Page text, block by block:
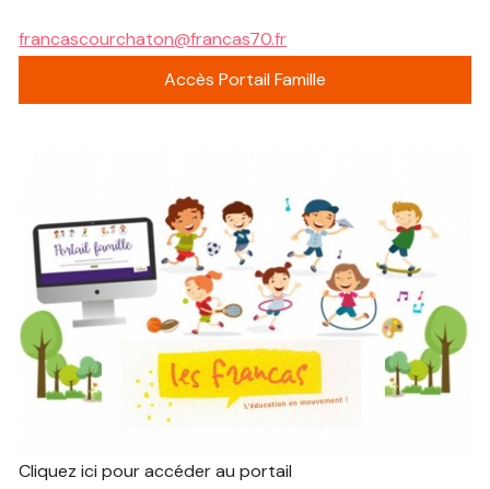
francascourchaton@francas70.fr
Accès Portail Famille
Cliquez ici pour accéder au portail